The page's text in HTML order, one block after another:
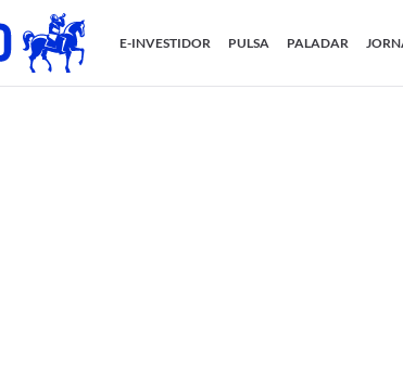
E-INVESTIDOR PULSA PALADAR